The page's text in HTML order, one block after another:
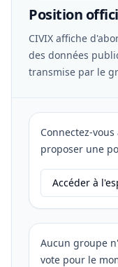
Position
CIVIX affiche
des données
transmise par le
Connectez-
proposer une
Accéder à
Aucun groupe
vote pour le